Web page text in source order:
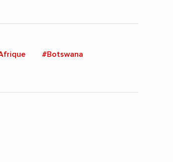
#Botswana